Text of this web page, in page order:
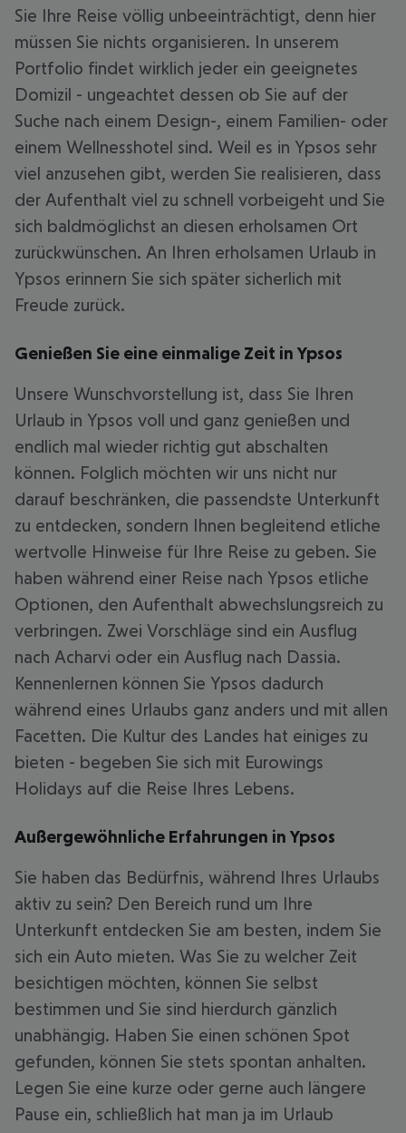
Sie Ihre Reise völlig unbeeinträchtigt, denn hier
müssen Sie nichts organisieren. In unserem
Portfolio findet wirklich jeder ein geeignetes
Domizil - ungeachtet dessen ob Sie auf der
Suche nach einem Design-, einem Familien- oder
einem Wellnesshotel sind. Weil es in Ypsos sehr
viel anzusehen gibt, werden Sie realisieren, dass
der Aufenthalt viel zu schnell vorbeigeht und Sie
sich baldmöglichst an diesen erholsamen Ort
zurückwünschen. An Ihren erholsamen Urlaub in
Ypsos erinnern Sie sich später sicherlich mit
Freude zurück.
Genießen Sie eine einmalige Zeit in Ypsos
Unsere Wunschvorstellung ist, dass Sie Ihren
Urlaub in Ypsos voll und ganz genießen und
endlich mal wieder richtig gut abschalten
können. Folglich möchten wir uns nicht nur
darauf beschränken, die passendste Unterkunft
zu entdecken, sondern Ihnen begleitend etliche
wertvolle Hinweise für Ihre Reise zu geben. Sie
haben während einer Reise nach Ypsos etliche
Optionen, den Aufenthalt abwechslungsreich zu
verbringen. Zwei Vorschläge sind ein Ausflug
nach Acharvi oder ein Ausflug nach Dassia.
Kennenlernen können Sie Ypsos dadurch
während eines Urlaubs ganz anders und mit allen
Facetten. Die Kultur des Landes hat einiges zu
bieten - begeben Sie sich mit Eurowings
Holidays auf die Reise Ihres Lebens.
Außergewöhnliche Erfahrungen in Ypsos
Sie haben das Bedürfnis, während Ihres Urlaubs
aktiv zu sein? Den Bereich rund um Ihre
Unterkunft entdecken Sie am besten, indem Sie
sich ein Auto mieten. Was Sie zu welcher Zeit
besichtigen möchten, können Sie selbst
bestimmen und Sie sind hierdurch gänzlich
unabhängig. Haben Sie einen schönen Spot
gefunden, können Sie stets spontan anhalten.
Legen Sie eine kurze oder gerne auch längere
Pause ein, schließlich hat man ja im Urlaub